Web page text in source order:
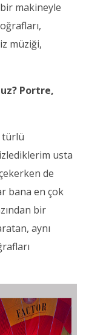
makineyle
müziği,
Portre,
türlü
usta
de
bana en çok
bir
aynı